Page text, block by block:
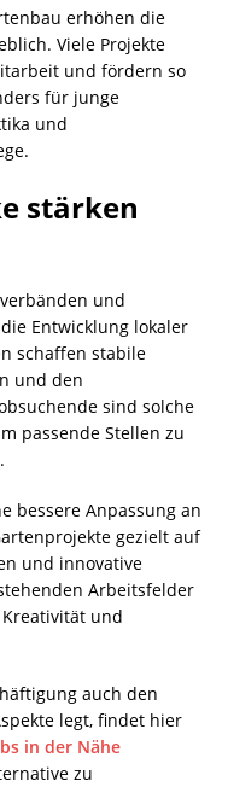
erhöhen die
Viele Projekte
und fördern so
für junge
und
stärken
und
Entwicklung lokaler
schaffen stabile
und den
sind solche
passende Stellen zu
bessere Anpassung an
gezielt auf
und innovative
Arbeitsfelder
und
auch den
legt, findet hier
in der Nähe
zu